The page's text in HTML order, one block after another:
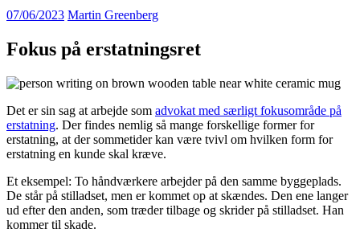
07/06/2023 Martin Greenberg
Fokus på erstatningsret
Det er sin sag at arbejde som advokat med særligt fokusområde på
erstatning. Der findes nemlig så mange forskellige former for
erstatning, at der sommetider kan være tvivl om hvilken form for
erstatning en kunde skal kræve.
Et eksempel: To håndværkere arbejder på den samme byggeplads.
De står på stilladset, men er kommet op at skændes. Den ene langer
ud efter den anden, som træder tilbage og skrider på stilladset. Han
kommer til skade.